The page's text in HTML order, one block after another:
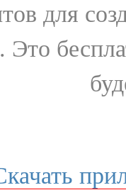
для
Это